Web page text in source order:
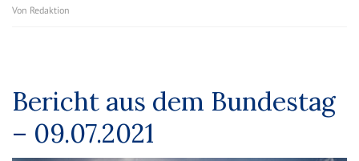
Von Redaktion
Bericht aus dem Bundestag
– 09.07.2021